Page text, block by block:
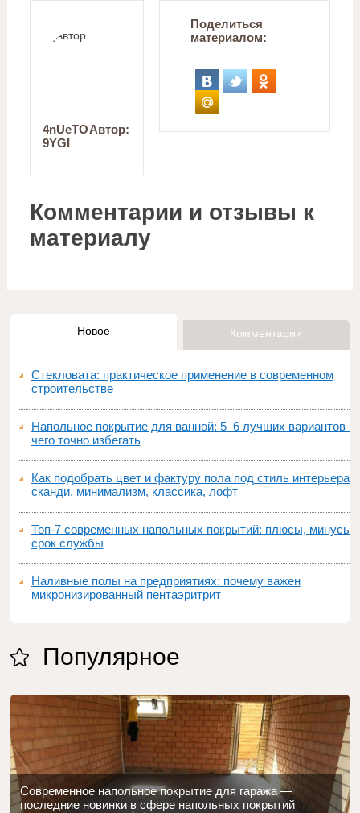
Автор:
4nUeTO
9YGI
Поделиться
материалом:
Комментарии и отзывы к
материалу
Новое Комментарии
Стекловата: практическое применение в современном
строительстве
Напольное покрытие для ванной: 5–6 лучших вариантов и
чего точно избегать
Как подобрать цвет и фактуру пола под стиль интерьера:
сканди, минимализм, классика, лофт
Топ‑7 современных напольных покрытий: плюсы, минусы,
срок службы
Наливные полы на предприятиях: почему важен
микронизированный пентаэритрит
Популярное
Современное напольное покрытие для гаража —
последние новинки в сфере напольных покрытий